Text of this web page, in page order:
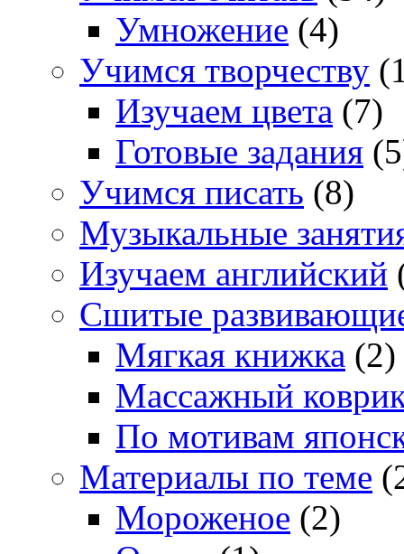
Умножение (4)
Учимся творчеству
Изучаем цвета (7)
Готовые задания
Учимся писать (8)
Музыкальные
Изучаем английский
Сшитые
Мягкая книжка (2)
Массажный
По мотивам
Материалы по теме
Мороженое (2)